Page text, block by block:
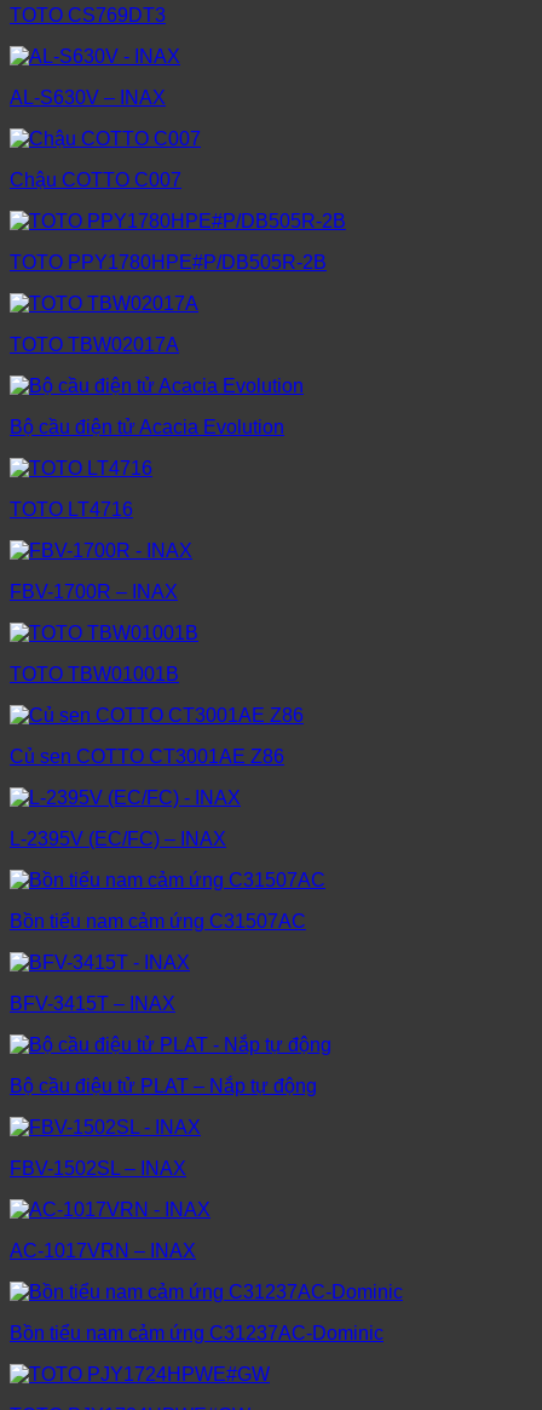
TOTO CS769DT3
AL-S630V – INAX
Chậu COTTO C007
TOTO PPY1780HPE#P/DB505R-2B
TOTO TBW02017A
Bộ cầu điện tử Acacia Evolution
TOTO LT4716
FBV-1700R – INAX
TOTO TBW01001B
Củ sen COTTO CT3001AE Z86
L-2395V (EC/FC) – INAX
Bồn tiểu nam cảm ứng C31507AC
BFV-3415T – INAX
Bộ cầu điệu tử PLAT – Nắp tự động
FBV-1502SL – INAX
AC-1017VRN – INAX
Bồn tiểu nam cảm ứng C31237AC-Dominic